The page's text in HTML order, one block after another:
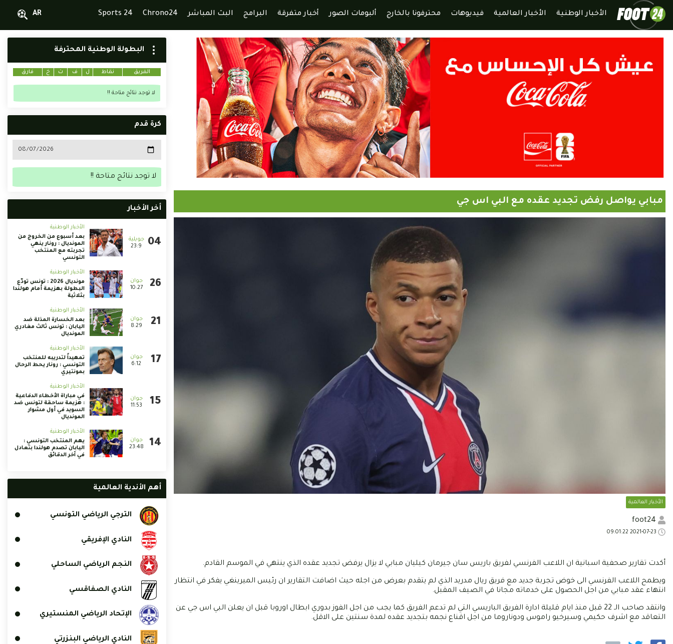
الأخبار الوطنية الأخبار العالمية فيديوهات محترفونا بالخارج ألبومات الصور أخبار متفرقة البرامج البث المباشر Chrono24
Sports 24
AR
مبابي يواصل رفض تجديد عقده مع البي اس جي
الأخبار العالمية
أكدت تقارير صحفية اسبانية ان اللاعب الفرنسي لفريق باريس سان جيرمان كيليان مبابي لا يزال يرفض تجديد عقده الذي ينتهي في الموسم القادم.
ويطمح اللاعب الفرنسي الى خوض تجربة جديد مع فريق ريال مدريد الذي لم يتقدم بعرض من اجله حيث اضافت التقارير ان رئيس الميرينغي يفكر في انتظار
انتهاء عقد مبابي من اجل الحصول على خدماته مجانا في الصيف المقبل.
وانتقد صاحب الـ 22 قبل منذ ايام قليلة ادارة الفريق الباريسي التي لم تدعم الفريق كما يجب من اجل الفوز بدوري ابطال اوروبا قبل ان يعلن البي اس جي عن
التعاقد مع اشرف حكيمي وسيرخيو راموس ودوناروما من اجل اقناع نجمه بتجديد عقده لمدة سنتين على الاقل.
البطولة الوطنية المحترفة
الفريق نقاط ل ف ت خ فارق
لا توجد نتائج متاحة !!
كرة قدم
لا توجد نتائج متاحة !!
أخر الأخبار
23:9
الأخبار الوطنية
بعد أسبوع من الخروج من
المونديال : رونار ينهي
تجربته مع المنتخب
التونسي
10:27
الأخبار الوطنية
مونديال 2026 : تونس تودّع
البطولة بهزيمة أمام هولندا
بثلاثية
8:29
الأخبار الوطنية
بعد الخسارة المذلة ضد
اليابان : تونس ثالث مغادري
المونديال
6:12
الأخبار الوطنية
تمهيداً لتدريبه للمنتخب
التونسي : رونار يحط الرحال
بمونتيري
11:53
الأخبار الوطنية
في مباراة الأخطاء الدفاعية
: هزيمة ساحقة لتونس ضد
السويد في أول مشوار
المونديال
23:48
الأخبار الوطنية
يهم المنتخب التونسي :
اليابان تصدم هولندا بتعادل
في آخر الدقائق
أهم الأندية العالمية
الترجي الرياضي التونسي
النادي الإفريقي
النجم الرياضي الساحلي
النادي الصفاقسي
الإتحاد الرياضي المنستيري
النادي الرياضي البنزرتي